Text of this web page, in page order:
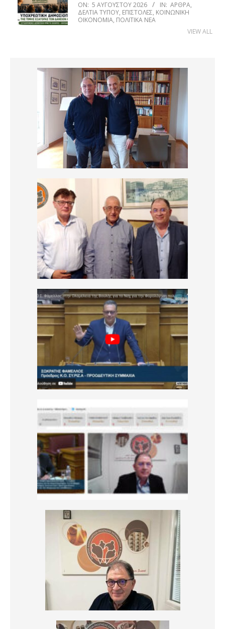
ON: 5 ΑΥΓΟΎΣΤΟΥ 2026 IN: ΆΡΘΡΑ,
ΔΕΛΤΊΑ ΤΎΠΟΥ, ΕΠΙΣΤΟΛΈΣ, ΚΟΙΝΩΝΙΚΉ
ΟΙΚΟΝΟΜΊΑ, ΠΟΛΙΤΙΚΆ ΝΈΑ
VIEW ALL